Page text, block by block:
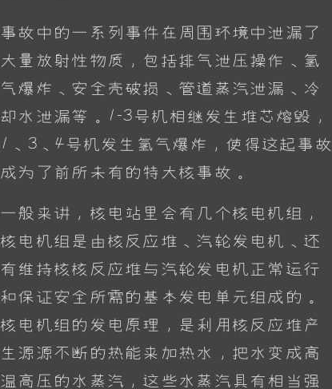
事故中的一系列事件在周围环境中泄漏了
大量放射性物质，包括排气泄压操作、氢
气爆炸、安全壳破损、管道蒸汽泄漏、冷
却水泄漏等。1-3号机相继发生堆芯熔毁，
1、3、4号机发生氢气爆炸，使得这起事故
成为了前所未有的特大核事故。
一般来讲，核电站里会有几个核电机组，
核电机组是由核反应堆、汽轮发电机、还
有维持核核反应堆与汽轮发电机正常运行
和保证安全所需的基本发电单元组成的。
核电机组的发电原理，是利用核反应堆产
生源源不断的热能来加热水，把水变成高
温高压的水蒸汽，这些水蒸汽具有相当强